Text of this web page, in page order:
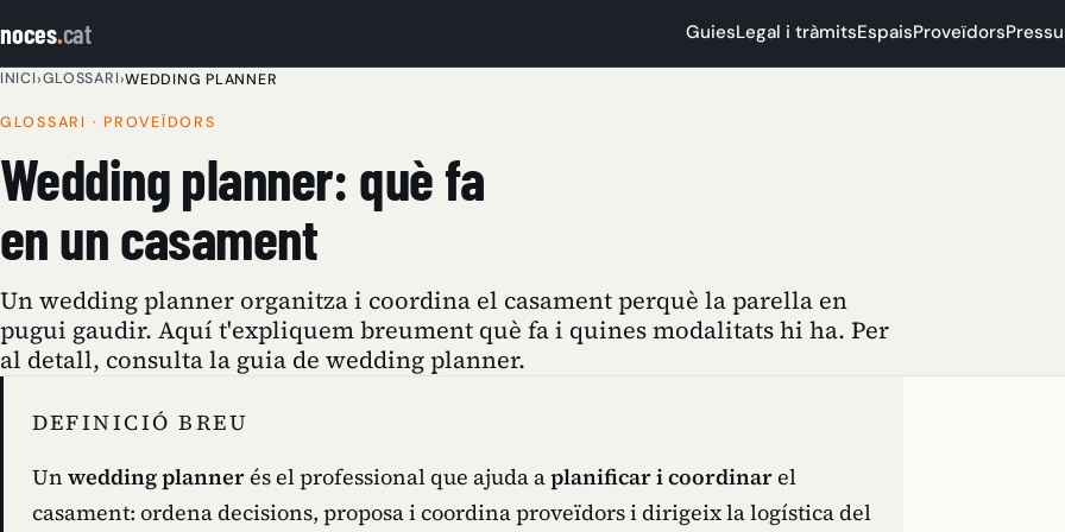
noces.cat GuiesLegal i tràmitsEspaisProveïdors
INICI›GLOSSARI›WEDDING PLANNER
GLOSSARI · PROVEÏDORS
Wedding planner: què fa
en un casament
Un wedding planner organitza i coordina el casament perquè la parella en
pugui gaudir. Aquí t'expliquem breument què fa i quines modalitats hi ha. Per
al detall, consulta la guia de wedding planner.
DEFINICIÓ BREU
Un wedding plannerés el professional que ajuda aplanificar i coordinarel
casament: ordena decisions, proposa i coordina proveïdors i dirigeix la logística del